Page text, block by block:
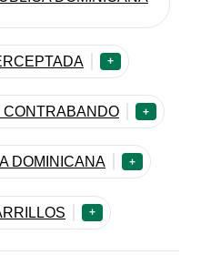
+
CONTRABANDO +
DOMINICANA +
+